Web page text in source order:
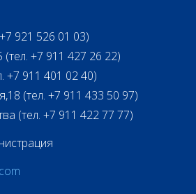
921 526 01 03)
(тел. +7 911 427 26 22)
+7 911 401 02 40)
(тел. +7 911 433 50 97)
(тел. +7 911 422 77 77)